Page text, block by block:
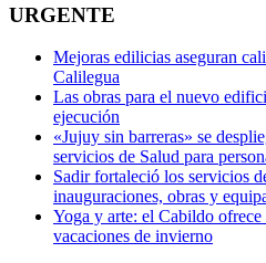
URGENTE
Mejoras edilicias aseguran
Calilegua
Las obras para el nuevo
ejecución
«Jujuy sin barreras» se
servicios de Salud para
Sadir fortaleció los servicios
inauguraciones, obras y
Yoga y arte: el Cabildo
vacaciones de invierno